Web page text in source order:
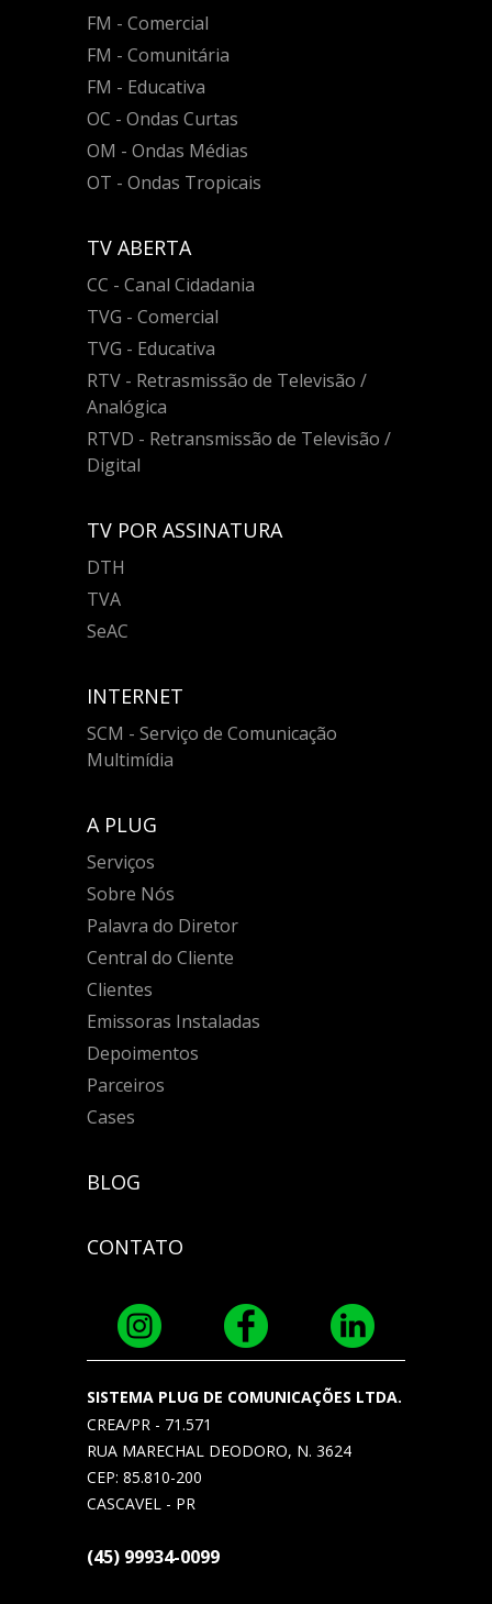
FM - Comercial
FM - Comunitária
FM - Educativa
OC - Ondas Curtas
OM - Ondas Médias
OT - Ondas Tropicais
TV ABERTA
CC - Canal Cidadania
TVG - Comercial
TVG - Educativa
RTV - Retrasmissão de Televisão /
Analógica
RTVD - Retransmissão de Televisão /
Digital
TV POR ASSINATURA
DTH
TVA
SeAC
INTERNET
SCM - Serviço de Comunicação
Multimídia
A PLUG
Serviços
Sobre Nós
Palavra do Diretor
Central do Cliente
Clientes
Emissoras Instaladas
Depoimentos
Parceiros
Cases
BLOG
CONTATO
SISTEMA PLUG DE COMUNICAÇÕES LTDA.
CREA/PR - 71.571
RUA MARECHAL DEODORO, N. 3624
CEP: 85.810-200
CASCAVEL - PR
(45) 99934-0099